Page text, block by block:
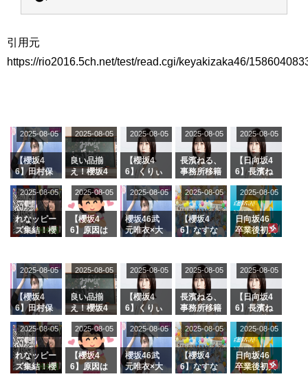
アイドル – ぷぅアンテナ / 【乃木坂46】日村勇紀 gif職人が切り抜いた名シ
ふぇどみ！ / 【悲報】呪術廻戦、視聴率5.1%
ｗｗｗｗｗｗｗｗｗｗ
引用元
https://rio2016.5ch.net/test/read.cgi/keyakizaka46/
【櫻坂4
6】田村保
ージを脱い
でいた理由
2025-08-05
良い品揃
え！櫻坂4
グル『Mak
e or Brea
k』オフィ
シャルグッ
ズ絶賛販売
2025-08-05
【櫻坂4
6】くりぃ
の2人を手
玉に取る大
沼晶保【く
りぃむナン
タラ】
2025-08-05
長濱ねる、
事務所移籍
属を発表
2025-08-05
【日向坂4
6】長濱ね
ら移籍しフ
ラーム所属
に。これで
事務所に所
属している
がこちら
2025-08-05
れなッピー
ズ集結！櫻
理子、8/6
「ラヴィッ
ト！」水曜
スタジオ出
演決定
2025-08-05
【櫻坂4
6】原因は
uddiesを
ざわつかせ
る...
2025-08-05
櫻坂46武
元唯衣×大
カップお姉
さんに恐怖
【くりぃむ
ナンタラ】
2025-08-05
【櫻坂4
6】なすな
2曲目っ
て...【ラヴ
ィット 東
京ドーム公
演】
2025-08-05
日向坂46
卒業後初共
師匠オード
リー若林さ
んと再会し
た結果･･･
【激レアさ
きた。】
2025-08-05
【櫻坂4
6】田村保
ージを脱い
でいた理由
2025-08-05
良い品揃
え！櫻坂4
グル『Mak
e or Brea
k』オフィ
シャルグッ
ズ絶賛販売
2025-08-05
【櫻坂4
6】くりぃ
の2人を手
玉に取る大
沼晶保【く
りぃむナン
タラ】
2025-08-05
長濱ねる、
事務所移籍
属を発表
2025-08-05
【日向坂4
6】長濱ね
ら移籍しフ
ラーム所属
に。これで
事務所に所
属している
2025-08-05
れなッピー
ズ集結！櫻
2025-08-05
【櫻坂4
6】原因は
2025-08-05
櫻坂46武
元唯衣×大
2025-08-05
【櫻坂4
6】なすな
2025-08-05
日向坂46
卒業後初共
2025-08-05